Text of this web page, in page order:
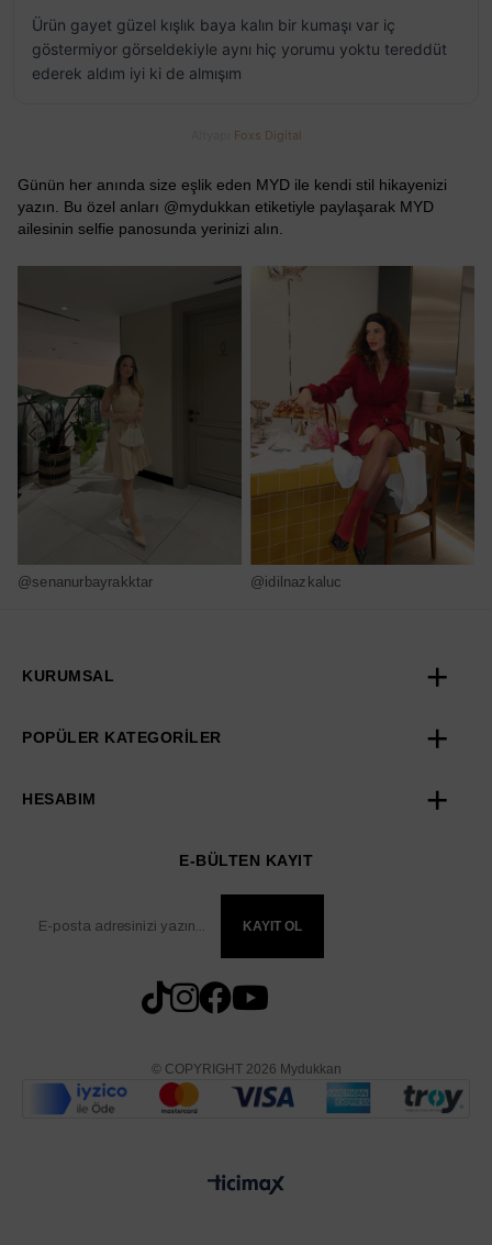
Ürün gayet güzel kışlık baya kalın bir kumaşı var iç
göstermiyor görseldekiyle aynı hiç yorumu yoktu tereddüt
ederek aldım iyi ki de almışım
Foxs Digital
Günün her anında size eşlik eden MYD ile kendi stil hikayenizi
yazın. Bu özel anları @mydukkan etiketiyle paylaşarak MYD
ailesinin selfie panosunda yerinizi alın.
@senanurbayrakktar @idilnazkaluc
KURUMSAL
POPÜLER KATEGORİLER
HESABIM
E-BÜLTEN KAYIT
KAYIT OL
© COPYRIGHT 2026 Mydukkan